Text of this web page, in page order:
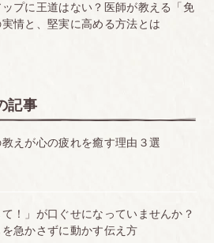
プに王道はない？医師が教える「免
情と、堅実に高める方法とは
記事
えが心の疲れを癒す理由３選
て！」が口ぐせになっていませんか？
急かさずに動かす伝え方